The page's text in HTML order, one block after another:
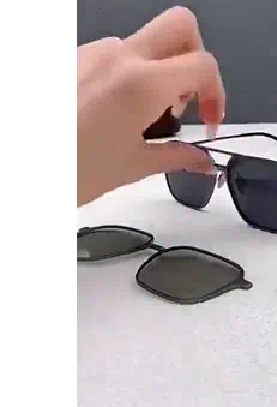
Veelgestelde vragen
Servicevoorwaarden
Betaalmogelijkheden
Bestelling herroepen
Ruilen en retourneren
Bestellingen & levering